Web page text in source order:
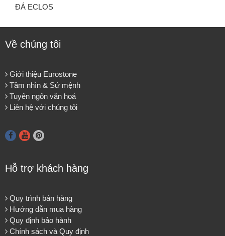
ĐÁ ECLOS
Về chúng tôi
Giới thiệu Eurostone
Tầm nhìn & Sứ mệnh
Tuyên ngôn văn hoá
Liên hệ với chúng tôi
Hỗ trợ khách hàng
Quy trình bán hàng
Hướng dẫn mua hàng
Quy định bảo hành
Chính sách và Quy định